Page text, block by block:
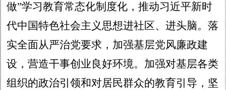
做”学习教育常态化制度化，推动习近平新时
代中国特色社会主义思想进社区、进头脑。落
实全面从严治党要求，加强基层党风廉政建
设，营造干事创业良好环境。加强对基层各类
组织的政治引领和对居民群众的教育引导，坚